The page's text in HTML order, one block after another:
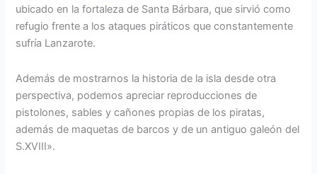
ubicado en la fortaleza de Santa Bárbara, que sirvió como
refugio frente a los ataques piráticos que constantemente
sufría Lanzarote.
Además de mostrarnos la historia de la isla desde otra
perspectiva, podemos apreciar reproducciones de
pistolones, sables y cañones propias de los piratas,
además de maquetas de barcos y de un antiguo galeón del
S.XVIII».